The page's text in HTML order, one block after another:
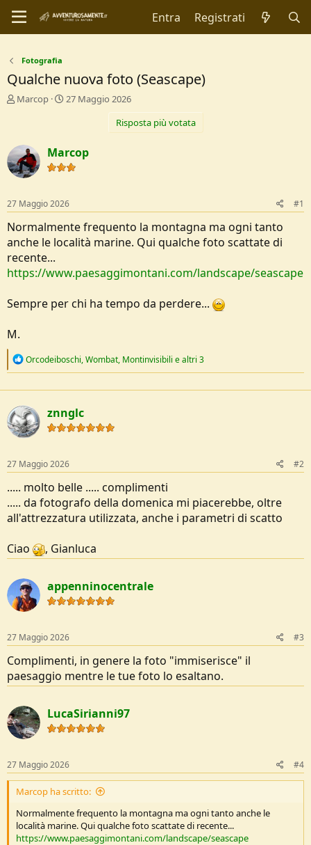
Entra Registrati
Fotografia
Qualche nuova foto (Seascape)
C
t
o
r
D
i
s
u
s
s
o
n
Marcop
D
d
i
i
z
i
27 Maggio 2026
Risposta più votata
Marcop
27 Maggio 2026 #1
Normalmente frequento la montagna ma ogni tanto
anche le località marine. Qui qualche foto scattate di
recente...
https://www.paesaggimontani.com/landscape/seascape
Sempre per chi ha tempo da perdere...
M.
R
c
i
o
n
:
Orcodeiboschi,Wombat, Montinvisibili e altri 3
znnglc
27 Maggio 2026 #2
..... molto belle ..... complimenti
..... da fotografo della domenica mi piacerebbe, oltre
all'attrezzatura utilizzata, anche i parametri di scatto
Ciao
, Gianluca
appenninocentrale
27 Maggio 2026 #3
Complimenti, in genere la foto "immiserisce" il
paesaggio mentre le tue foto lo esaltano.
LucaSirianni97
27 Maggio 2026 #4
Marcop ha scritto:
Normalmente frequento la montagna ma ogni tanto anche le
località marine. Qui qualche foto scattate di recente...
https://www.paesaggimontani.com/landscape/seascape